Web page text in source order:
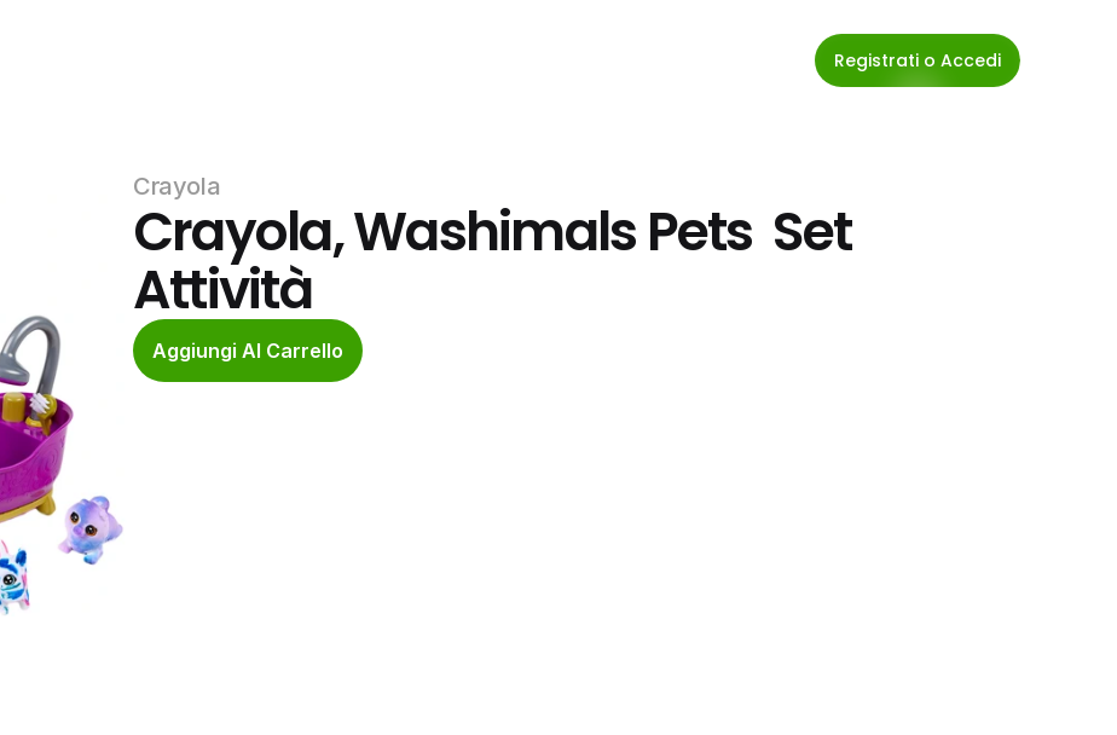
Registrati o Accedi
Crayola
Crayola, Washimals Pets  Set
Attività
Aggiungi Al Carrello